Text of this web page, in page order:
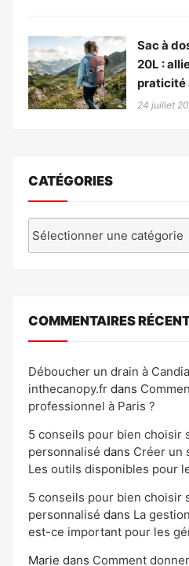
Sac à
20L :
praticité
24 juillet
CATÉGORIES
COMMENTAIRES
Déboucher un drain à
inthecanopy.fr dans
professionnel à Paris ?
5 conseils pour bien choisir
personnalisé dans Créer un
Les outils disponibles pour
5 conseils pour bien choisir
personnalisé dans La
est-ce important pour les
Marie dans Comment